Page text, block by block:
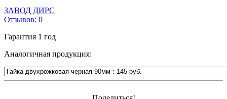
ЗАВОД ДИРС
Отзывов: 0
Гарантия 1 год
Аналогичная продукция: